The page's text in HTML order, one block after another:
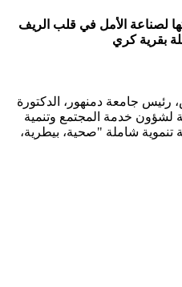
لصناعة الأمل في قلب الريف
بقرية كري
رئيس جامعة دمنهور، الدكتورة
لشؤون خدمة المجتمع وتنمية
تنموية شاملة "صحية، بيطرية،